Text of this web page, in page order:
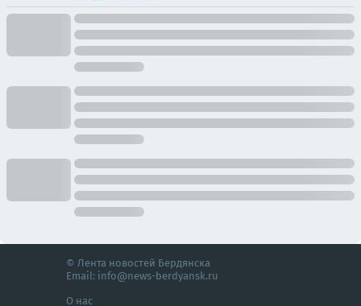
© Лента новостей Бердянска
Email: info@news-berdyansk.ru
О нас